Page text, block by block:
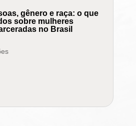
gênero e raça: o que
sobre mulheres
no Brasil